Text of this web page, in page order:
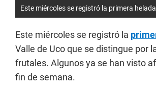
Este miércoles se registró la primera
Este miércoles se registró la
Valle de Uco que se distingue por
frutales. Algunos ya se han visto
fin de semana.